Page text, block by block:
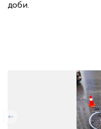
доби.